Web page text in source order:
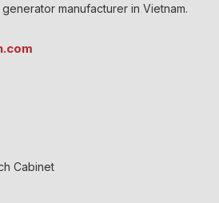
manufacturer in Vietnam.
Cabinet